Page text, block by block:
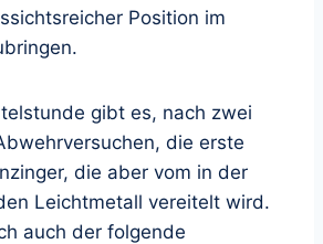
Position im
gibt es, nach zwei
die erste
die aber vom in der
Leichtmetall vereitelt wird.
auch der folgende